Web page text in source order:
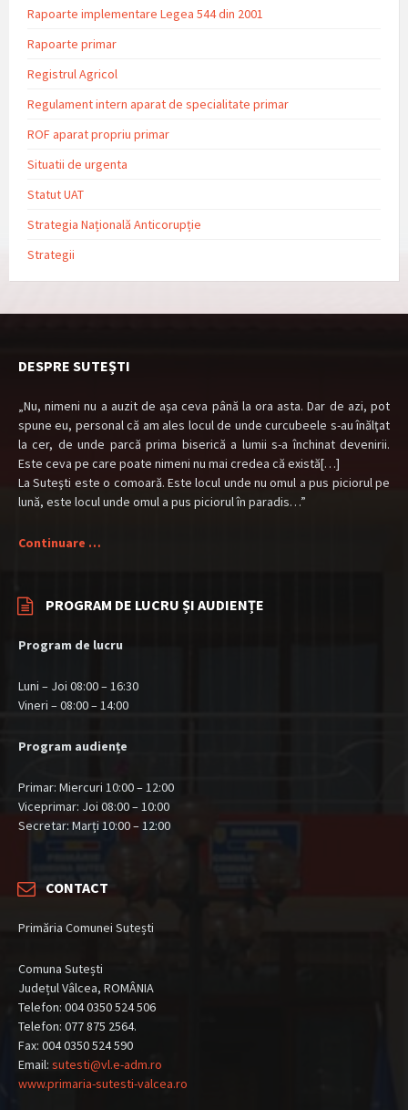
Rapoarte implementare Legea 544 din 2001
Rapoarte primar
Registrul Agricol
Regulament intern aparat de specialitate primar
ROF aparat propriu primar
Situatii de urgenta
Statut UAT
Strategia Națională Anticorupție
Strategii
DESPRE SUTEȘTI
„Nu, nimeni nu a auzit de aşa ceva până la ora asta. Dar de azi, pot
spune eu, personal că am ales locul de unde curcubeele s-au înălţat
la cer, de unde parcă prima biserică a lumii s-a închinat devenirii.
Este ceva pe care poate nimeni nu mai credea că există[…]
La Suteşti este o comoară. Este locul unde nu omul a pus piciorul pe
lună, este locul unde omul a pus piciorul în paradis…”
Continuare …
PROGRAM DE LUCRU ȘI AUDIENȚE
Program de lucru
Luni – Joi 08:00 – 16:30
Vineri – 08:00 – 14:00
Program audiențe
Primar: Miercuri 10:00 – 12:00
Viceprimar: Joi 08:00 – 10:00
Secretar: Marți 10:00 – 12:00
CONTACT
Primăria Comunei Sutești
Comuna Sutești
Județul Vâlcea, ROMÂNIA
Telefon: 004 0350 524 506
Telefon: 077 875 2564.
Fax: 004 0350 524 590
Email: sutesti@vl.e-adm.ro
www.primaria-sutesti-valcea.ro